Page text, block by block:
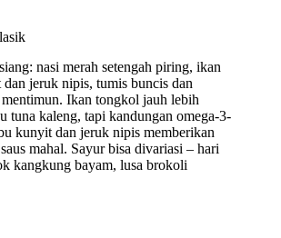
nasi merah setengah piring, ikan
jeruk nipis, tumis buncis dan
Ikan tongkol jauh lebih
tuna kaleng, tapi kandungan omega-3-
kunyit dan jeruk nipis memberikan
mahal. Sayur bisa divariasi – hari
kangkung bayam, lusa brokoli